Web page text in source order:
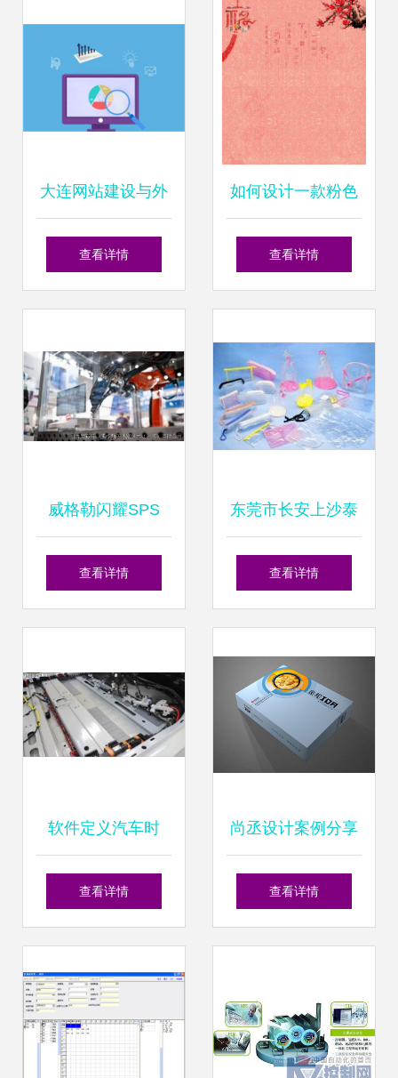
计制作要点
大连网站建设与外
贸网站制作全攻略
析
查看详情
如何设计一款粉色
喜庆的新年节日背
查看详情
威格勒闪耀SPS
2023德国展 明星
件设计引领智造未
来
查看详情
东莞市长安上沙泰
丰隆软件胶制品厂
务解析
查看详情
软件定义汽车时
代，谁能造好一辆
查看详情
尚丞设计案例分享
金和财会软件
技与信赖的视觉诠
查看详情